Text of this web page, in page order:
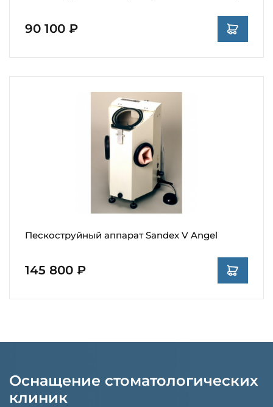
90 100 ₽
Пескоструйный аппарат Sandex V Angel
145 800 ₽
Оснащение стоматологических
клиник